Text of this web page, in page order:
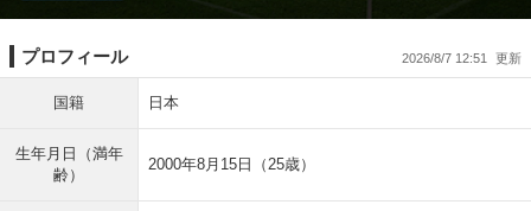
プロフィール 2026/8/7 12:51
国籍 日本
生年月日（満年
齢）
2000年8月15日（25歳）